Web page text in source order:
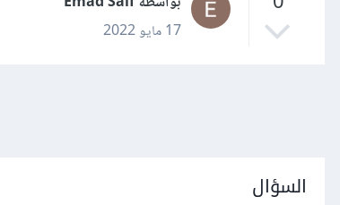
17 مايو 2022
السؤال